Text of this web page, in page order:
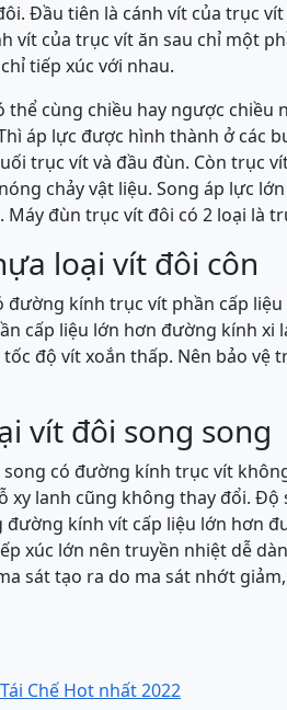
Đầu tiên là cánh vít của trục
vít của trục vít ăn sau chỉ một
tiếp xúc với nhau.
thể cùng chiều hay ngược
áp lực được hình thành ở các
trục vít và đầu đùn. Còn trục
chảy vật liệu. Song áp lực
Máy đùn trục vít đôi có 2 loại là
loại vít đôi côn
đường kính trục vít phần cấp
cấp liệu lớn hơn đường kính xi
tốc độ vít xoắn thấp. Nên bảo vệ
vít đôi song song
có đường kính trục vít
xy lanh cũng không thay đổi.
đường kính vít cấp liệu lớn hơn
xúc lớn nên truyền nhiệt dễ
sát tạo ra do ma sát nhớt
Chế Hot nhất 2022